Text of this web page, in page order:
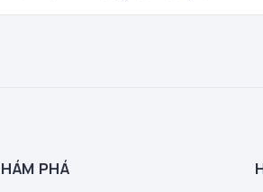
PHÁ